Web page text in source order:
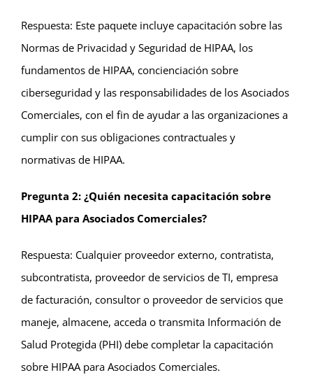
Respuesta: Este paquete incluye capacitación sobre las
Normas de Privacidad y Seguridad de HIPAA, los
fundamentos de HIPAA, concienciación sobre
ciberseguridad y las responsabilidades de los Asociados
Comerciales, con el fin de ayudar a las organizaciones a
cumplir con sus obligaciones contractuales y
normativas de HIPAA.
Pregunta 2: ¿Quién necesita capacitación sobre
HIPAA para Asociados Comerciales?
Respuesta: Cualquier proveedor externo, contratista,
subcontratista, proveedor de servicios de TI, empresa
de facturación, consultor o proveedor de servicios que
maneje, almacene, acceda o transmita Información de
Salud Protegida (PHI) debe completar la capacitación
sobre HIPAA para Asociados Comerciales.